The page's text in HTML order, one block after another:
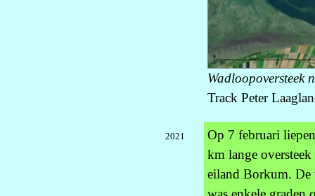
Wadloopoversteek
Track Peter
2021
Op 7 februari
km lange
eiland Borkum. De